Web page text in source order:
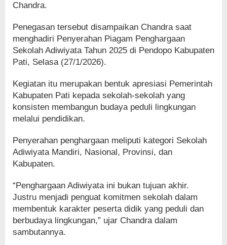
Chandra.
Penegasan tersebut disampaikan Chandra saat
menghadiri Penyerahan Piagam Penghargaan
Sekolah Adiwiyata Tahun 2025 di Pendopo Kabupaten
Pati, Selasa (27/1/2026).
Kegiatan itu merupakan bentuk apresiasi Pemerintah
Kabupaten Pati kepada sekolah-sekolah yang
konsisten membangun budaya peduli lingkungan
melalui pendidikan.
Penyerahan penghargaan meliputi kategori Sekolah
Adiwiyata Mandiri, Nasional, Provinsi, dan
Kabupaten.
“Penghargaan Adiwiyata ini bukan tujuan akhir.
Justru menjadi penguat komitmen sekolah dalam
membentuk karakter peserta didik yang peduli dan
berbudaya lingkungan,” ujar Chandra dalam
sambutannya.